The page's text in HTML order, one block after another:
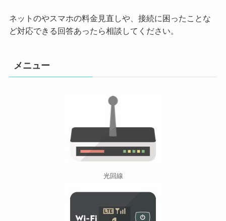
ネットのやスマホの料金見直しや、接続に困ったことな
ど対応できる回答あったら相談してください。
メニュー
光回線